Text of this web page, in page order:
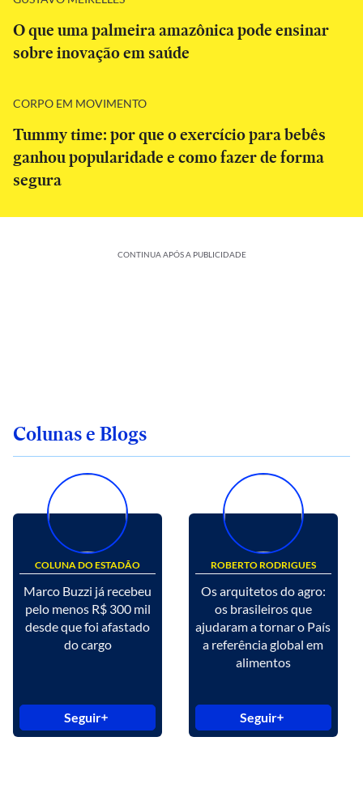
O que uma palmeira amazônica pode ensinar
sobre inovação em saúde
CORPO EM MOVIMENTO
Tummy time: por que o exercício para bebês
ganhou popularidade e como fazer de forma
segura
CONTINUA APÓS A PUBLICIDADE
Colunas e Blogs
COLUNA DO ESTADÃO
Marco Buzzi já recebeu
pelo menos R$ 300 mil
desde que foi afastado
do cargo
Seguir
ROBERTO RODRIGUES
Os arquitetos do agro:
os brasileiros que
ajudaram a tornar o País
a referência global em
alimentos
Seguir